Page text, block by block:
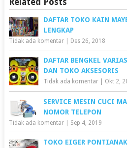
DAFTAR TOKO KAIN
LENGKAP
Tidak ada komentar| Des 26, 2018
DAFTAR BENGKEL
DAN TOKO AKSESORIS
Tidak ada komentar| Okt 2,
SERVICE MESIN CUCI
NOMOR TELEPON
Tidak ada komentar| Sep 4, 2019
TOKO EIGER